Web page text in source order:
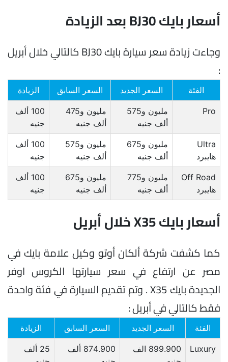
أسعار بايك BJ30 بعد الزيادة
وجاءت زيادة سعر سيارة بايك BJ30 كالتالي خلال أبريل
:
الفئة السعر الجديد السعر السابق الزيادة
Pro
مليون و575
ألف جنيه
مليون و475
ألف جنيه
100 ألف
جنيه
Ultra
هايبرد
مليون و675
ألف جنيه
مليون و575
ألف جنيه
100 ألف
جنيه
Off Road
هايبرد
مليون و775
ألف جنيه
مليون و675
ألف جنيه
100 ألف
جنيه
أسعاربايك X35 خلال أبريل
كما كشفت شركة ألكان أوتو وكيل علامة بايك في
مصر عن ارتفاع في سعر سيارتها الكروس اوفر
الجديدة بايك X35 . وتم تقديم السيارة في فئة واحدة
فقط كالتالي في أبريل :
الفئة السعر الجديد السعر السابق الزيادة
Luxury
899.900 الف
874.900 ألف
25 ألف